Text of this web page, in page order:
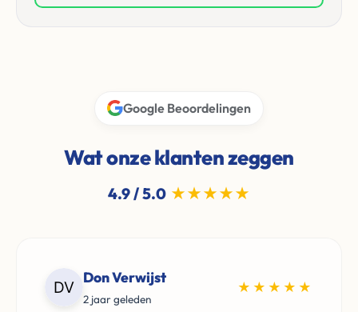
Google Beoordelingen
Wat onze klanten zeggen
4.9 / 5.0 ★★★★★
Don Verwijst
2 jaar geleden
★★★★★